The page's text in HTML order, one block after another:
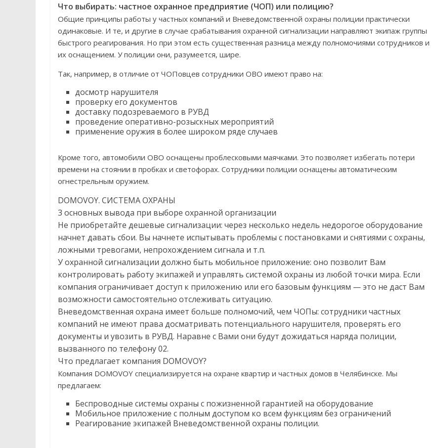
Что выбирать: частное охранное предприятие (ЧОП) или полицию?
Общие принципы работы у частных компаний и Вневедомственной охраны полиции практически
одинаковые. И те, и другие в случае срабатывания охранной сигнализации направляют экипаж группы
быстрого реагирования. Но при этом есть существенная разница между полномочиями сотрудников и
их оснащением. У полиции они, разумеется, шире.
Так, например, в отличие от ЧОПовцев сотрудники ОВО имеют право на:
досмотр нарушителя
проверку его документов
доставку подозреваемого в РУВД
проведение оперативно-розыскных мероприятий
применение оружия в более широком ряде случаев
Кроме того, автомобили ОВО оснащены проблесковыми маячками. Это позволяет избегать потери
времени на стоянии в пробках и светофорах. Сотрудники полиции оснащены автоматическим
огнестрельным оружием.
DOMOVOY. СИСТЕМА ОХРАНЫ
3 основных вывода при выборе охранной организации
Не приобретайте дешевые сигнализации: через несколько недель недорогое оборудование
начнет давать сбои. Вы начнете испытывать проблемы с постановками и снятиями с охраны,
ложными тревогами, непрохождением сигнала и т.п.
У охранной сигнализации должно быть мобильное приложение: оно позволит Вам
контролировать работу экипажей и управлять системой охраны из любой точки мира. Если
компания ограничивает доступ к приложению или его базовым функциям — это не даст Вам
возможности самостоятельно отслеживать ситуацию.
Вневедомственная охрана имеет больше полномочий, чем ЧОПы: сотрудники частных
компаний не имеют права досматривать потенциального нарушителя, проверять его
документы и увозить в РУВД. Наравне с Вами они будут дожидаться наряда полиции,
вызванного по телефону 02.
Что предлагает компания DOMOVOY?
Компания DOMOVOY специализируется на охране квартир и частных домов в Челябинске. Мы
предлагаем:
Беспроводные системы охраны с пожизненной гарантией на оборудование
Мобильное приложение с полным доступом ко всем функциям без ограничений
Реагирование экипажей Вневедомственной охраны полиции.